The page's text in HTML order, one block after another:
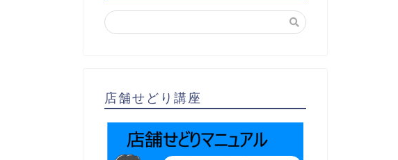
店舗せどり講座